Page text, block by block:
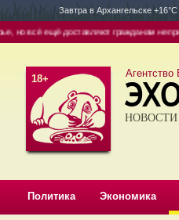
Завтра в Архангельске +16°C
всё ещё доставляют гражданам
18+
Политика Экономика